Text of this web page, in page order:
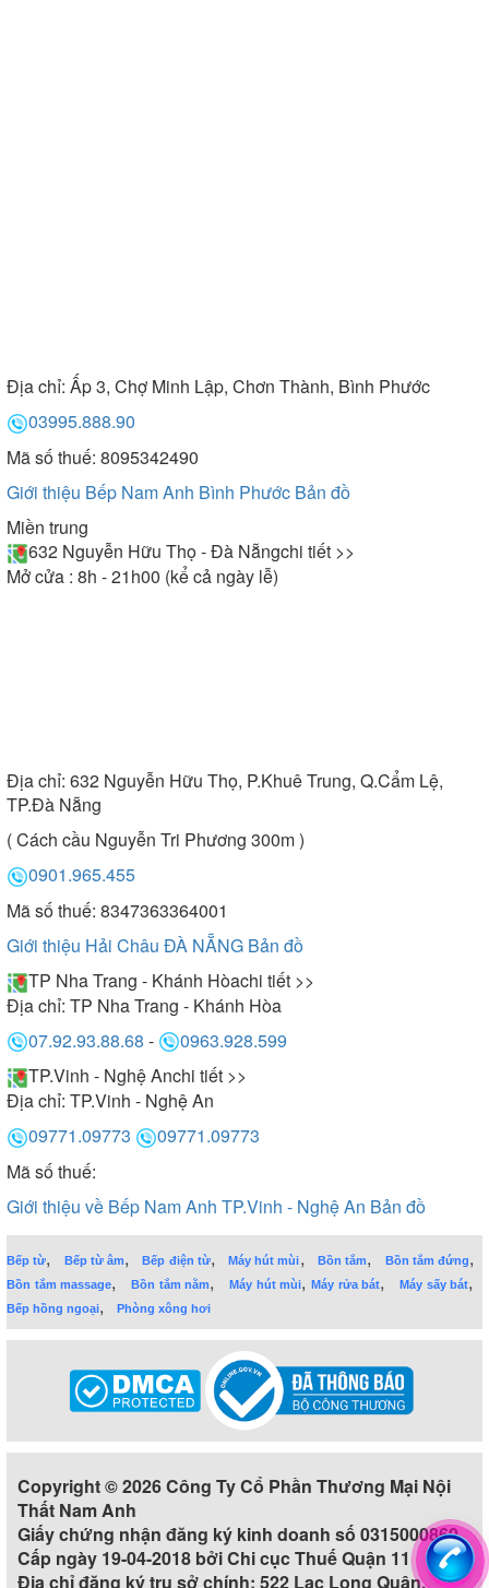
Địa chỉ: Ấp 3, Chợ Minh Lập, Chơn Thành, Bình Phước
03995.888.90
Mã số thuế: 8095342490
Giới thiệu Bếp Nam Anh Bình Phước Bản đồ
Miền trung
632 Nguyễn Hữu Thọ - Đà Nẵngchi tiết >>
Mở cửa : 8h - 21h00 (kể cả ngày lễ)
Địa chỉ: 632 Nguyễn Hữu Thọ, P.Khuê Trung, Q.Cẩm Lệ,
TP.Đà Nẵng
( Cách cầu Nguyễn Tri Phương 300m )
0901.965.455
Mã số thuế: 8347363364001
Giới thiệu Hải Châu ĐÀ NẴNG Bản đồ
TP Nha Trang - Khánh Hòachi tiết >>
Địa chỉ: TP Nha Trang - Khánh Hòa
07.92.93.88.68 -
0963.928.599
TP.Vinh - Nghệ Anchi tiết >>
Địa chỉ: TP.Vinh - Nghệ An
09771.09773
09771.09773
Mã số thuế:
Giới thiệu về Bếp Nam Anh TP.Vinh - Nghệ An Bản đồ
Bếp từ, Bếp từ âm,Bếp điện từ,Máy hút mùi, Bồn tắm, Bồn tắm đứng,
Bồn tắm massage,Bồn tắm nằm,Máy hút mùi,Máy rửa bát,Máy sấy bát,
Bếp hồng ngoại, Phòng xông hơi
Copyright © 2026 Công Ty Cổ Phần Thương Mại Nội
Thất Nam Anh
Giấy chứng nhận đăng ký kinh doanh số 0315000860
Cấp ngày 19-04-2018 bởi Chi cục Thuế Quận 11
Địa chỉ đăng ký trụ sở chính: 522 Lạc Long Quân,